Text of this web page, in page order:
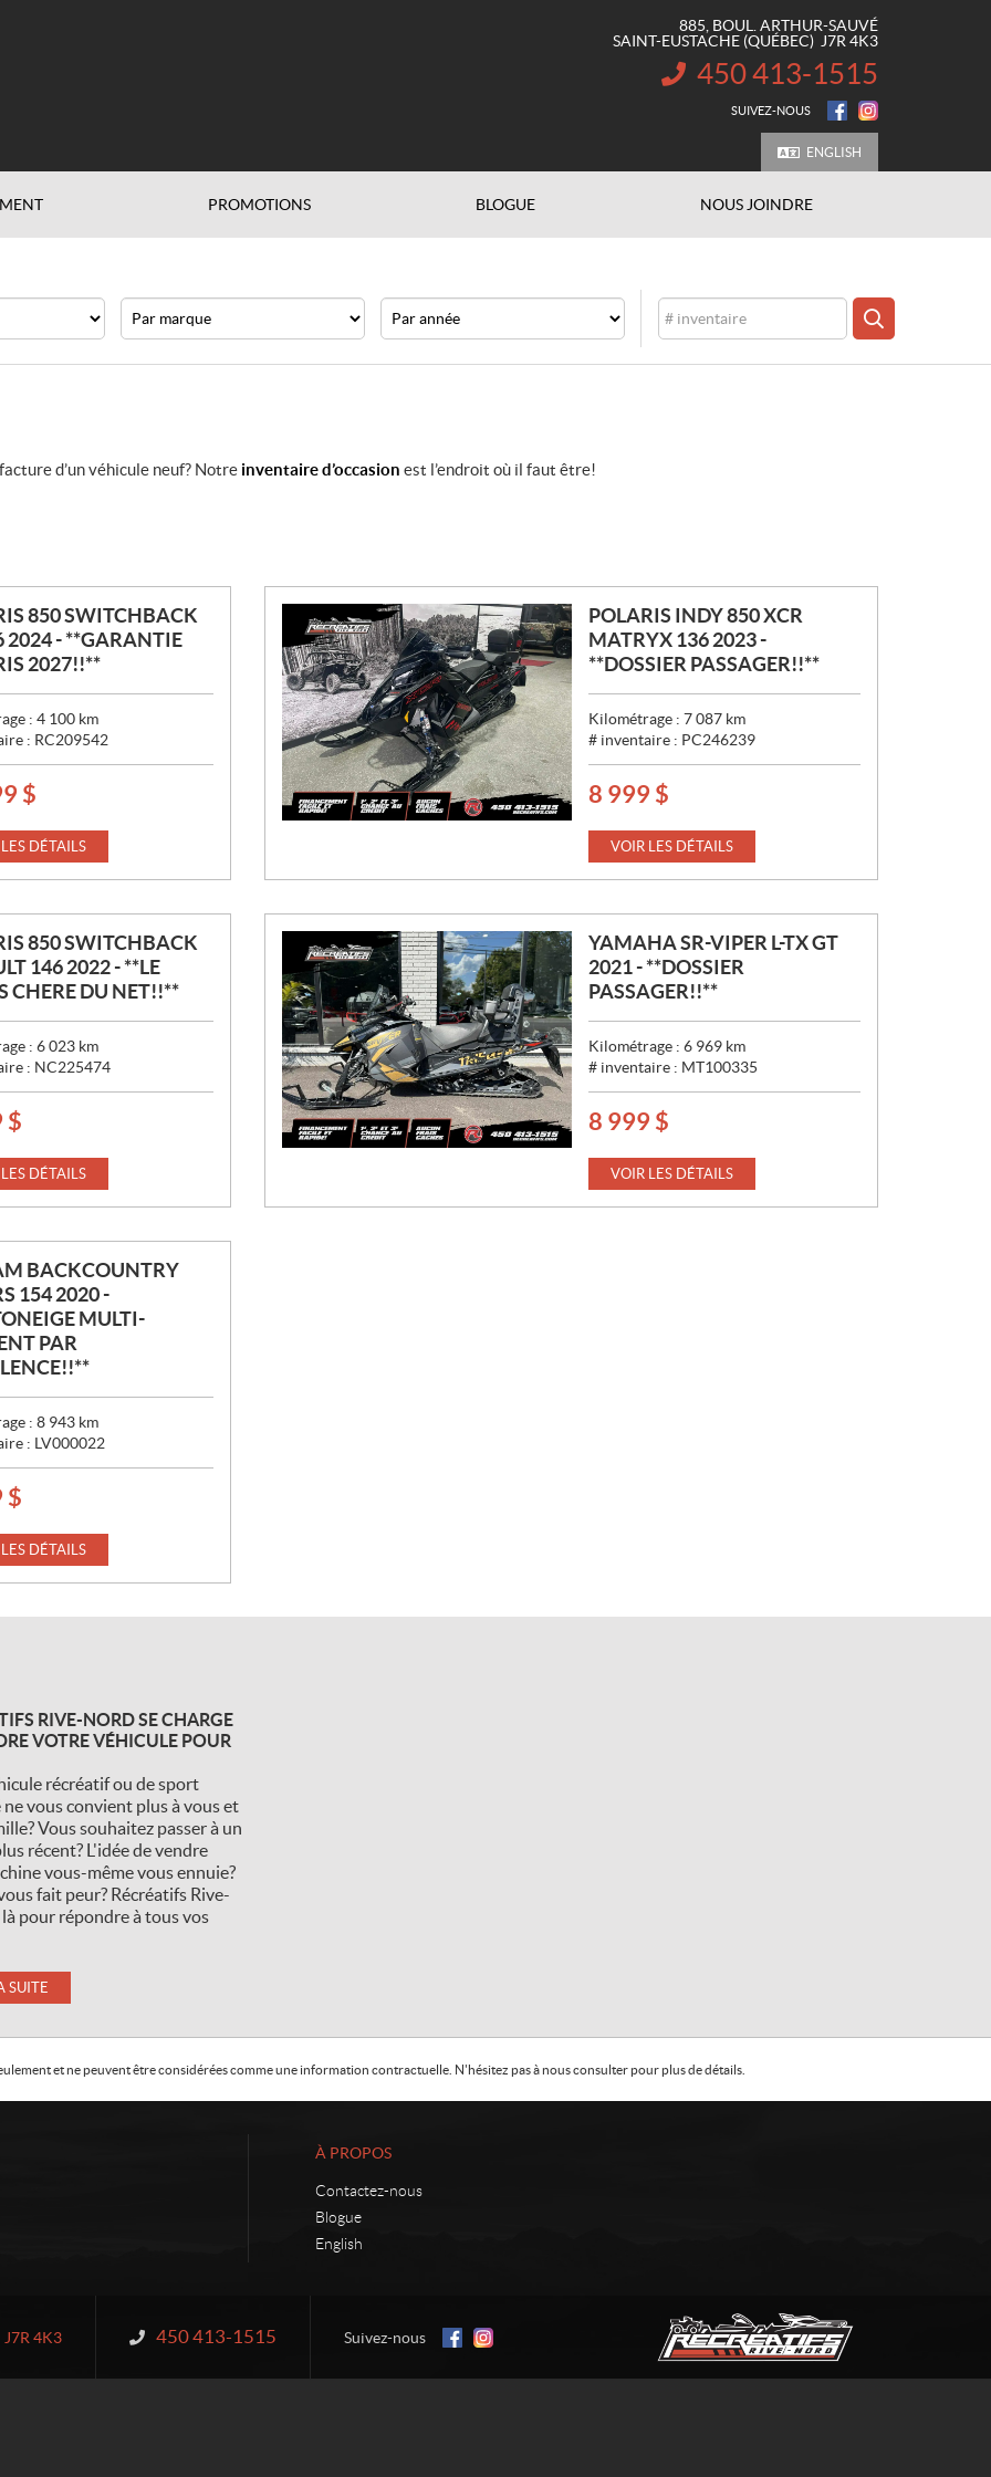
885, BOUL. ARTHUR-SAUVÉ
SAINT-EUSTACHE (QUÉBEC) J7R 4K3
INFORMATION :
450 413-1515
SUIVEZ-NOUS
ENGLISH
PROMOTIONS BLOGUE NOUS JOINDRE
CHERCHER
d’un véhicule neuf? Notre inventaire d’occasion est l’endroit où il faut être!
850 SWITCHBACK
2024 - **GARANTIE
2027!!**
: 4 100 km
: RC209542
$
DÉTAILS
POLARIS INDY 850 XCR
MATRYX 136 2023 -
**DOSSIER PASSAGER!!**
Kilométrage : 7 087 km
# inventaire : PC246239
P
X
:
8 999 $
VOIR LES DÉTAILS
850 SWITCHBACK
146 2022 - **LE
CHERE DU NET!!**
: 6 023 km
: NC225474
$
DÉTAILS
YAMAHA SR-VIPER L-TX GT
2021 - **DOSSIER
PASSAGER!!**
Kilométrage : 6 969 km
# inventaire : MT100335
P
X
8 999 $
VOIR LES DÉTAILS
BACKCOUNTRY
154 2020 -
MULTI-
PAR
: 8 943 km
: LV000022
$
DÉTAILS
RIVE-NORD SE CHARGE
VOTRE VÉHICULE POUR
récréatif ou de sport
vous convient plus à vous et
Vous souhaitez passer à un
récent? L'idée de vendre
vous-même vous ennuie?
fait peur? Récréatifs Rive-
pour répondre à tous vos
SUITE
et ne peuvent être considérées comme une information contractuelle. N'hésitez pas à nous consulter pour plus de détails.
À PROPOS
Contactez-nous
Blogue
English
J7R 4K3 Information :
450 413-1515 Suivez-nous